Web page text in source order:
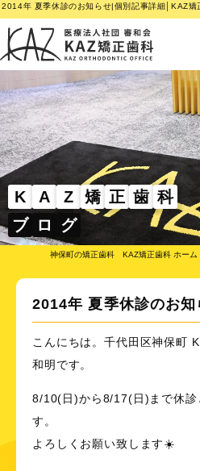
2014年 夏季休診のお知らせ|個別記事詳細│KAZ
K A Z 矯 正 歯 科
ブ ロ グ
神保町の矯正歯科 KAZ矯正歯科 ホーム
2014年 夏季休診のお知
こんにちは。千代田区神保町
和明です。
8/10(日)から8/17(日)まで休診
す。
よろしくお願い致します☀️
医院案内
矯正歯科治療のご案内
矯正装置のご紹介
その他